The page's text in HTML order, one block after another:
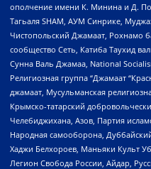
ополчение имени К. Минина и Д.
Тагьаля SHAM, АУМ Синрике,
Чистопольский Джамаат, Рохнамо
сообщество Сеть, Катиба Таухид
Сунна Валь Джамаа, National
Религиозная группа “Джамаат
джамаат, Мусульманская
Крымско-татарский
Челебиджихана, Азов, Партия
Народная самооборона,
Хаджи Белхороев, Маньяки Культ
Легион Свобода России, Айдар,